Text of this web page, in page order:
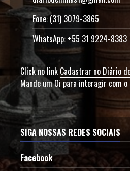
Fone: (31) 3079-3865
WhatsApp: +55 31 9224-8383
Click no link Cadastrar no Diário
Mande um Oi para interagir com
SIGA NOSSAS REDES SOCIAIS
Facebook